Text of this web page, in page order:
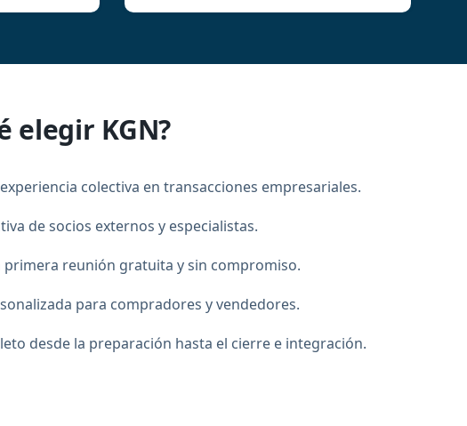
elegir KGN?
colectiva en transacciones empresariales.
de socios externos y especialistas.
primera reunión gratuita y sin compromiso.
para compradores y vendedores.
desde la preparación hasta el cierre e integración.